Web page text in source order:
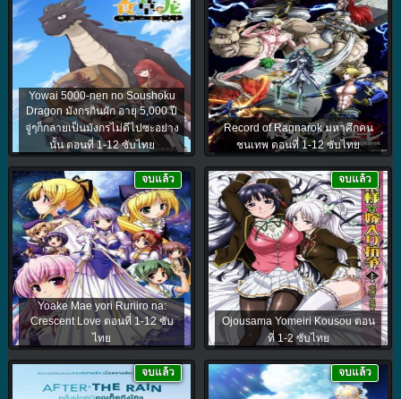
Yowai 5000-nen no Soushoku
Dragon มังกรกินผัก อายุ 5,000 ปี
จู่ๆก็กลายเป็นมังกรไม่ดีไปซะอย่าง
นั้น ตอนที่ 1-12 ซับไทย
Record of Ragnarok มหาศึกคน
ชนเทพ ตอนที่ 1-12 ซับไทย
Yoake Mae yori Ruriiro na:
Crescent Love ตอนที่ 1-12 ซับ
ไทย
จบแล้ว
Ojousama Yomeiri Kousou ตอน
ที่ 1-2 ซับไทย
จบแล้ว
จบแล้ว จบแล้ว